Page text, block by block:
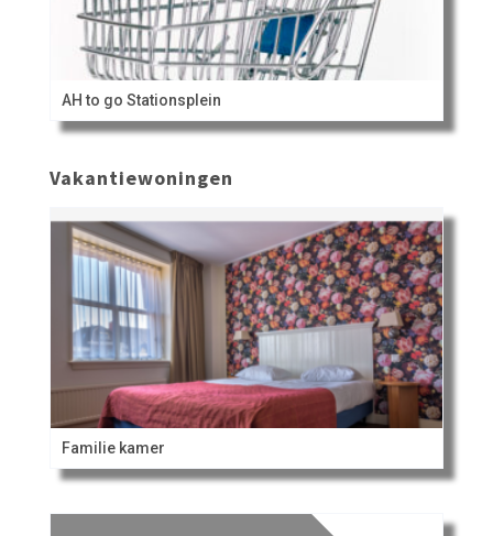
AH to go Stationsplein
Vakantiewoningen
Familie kamer